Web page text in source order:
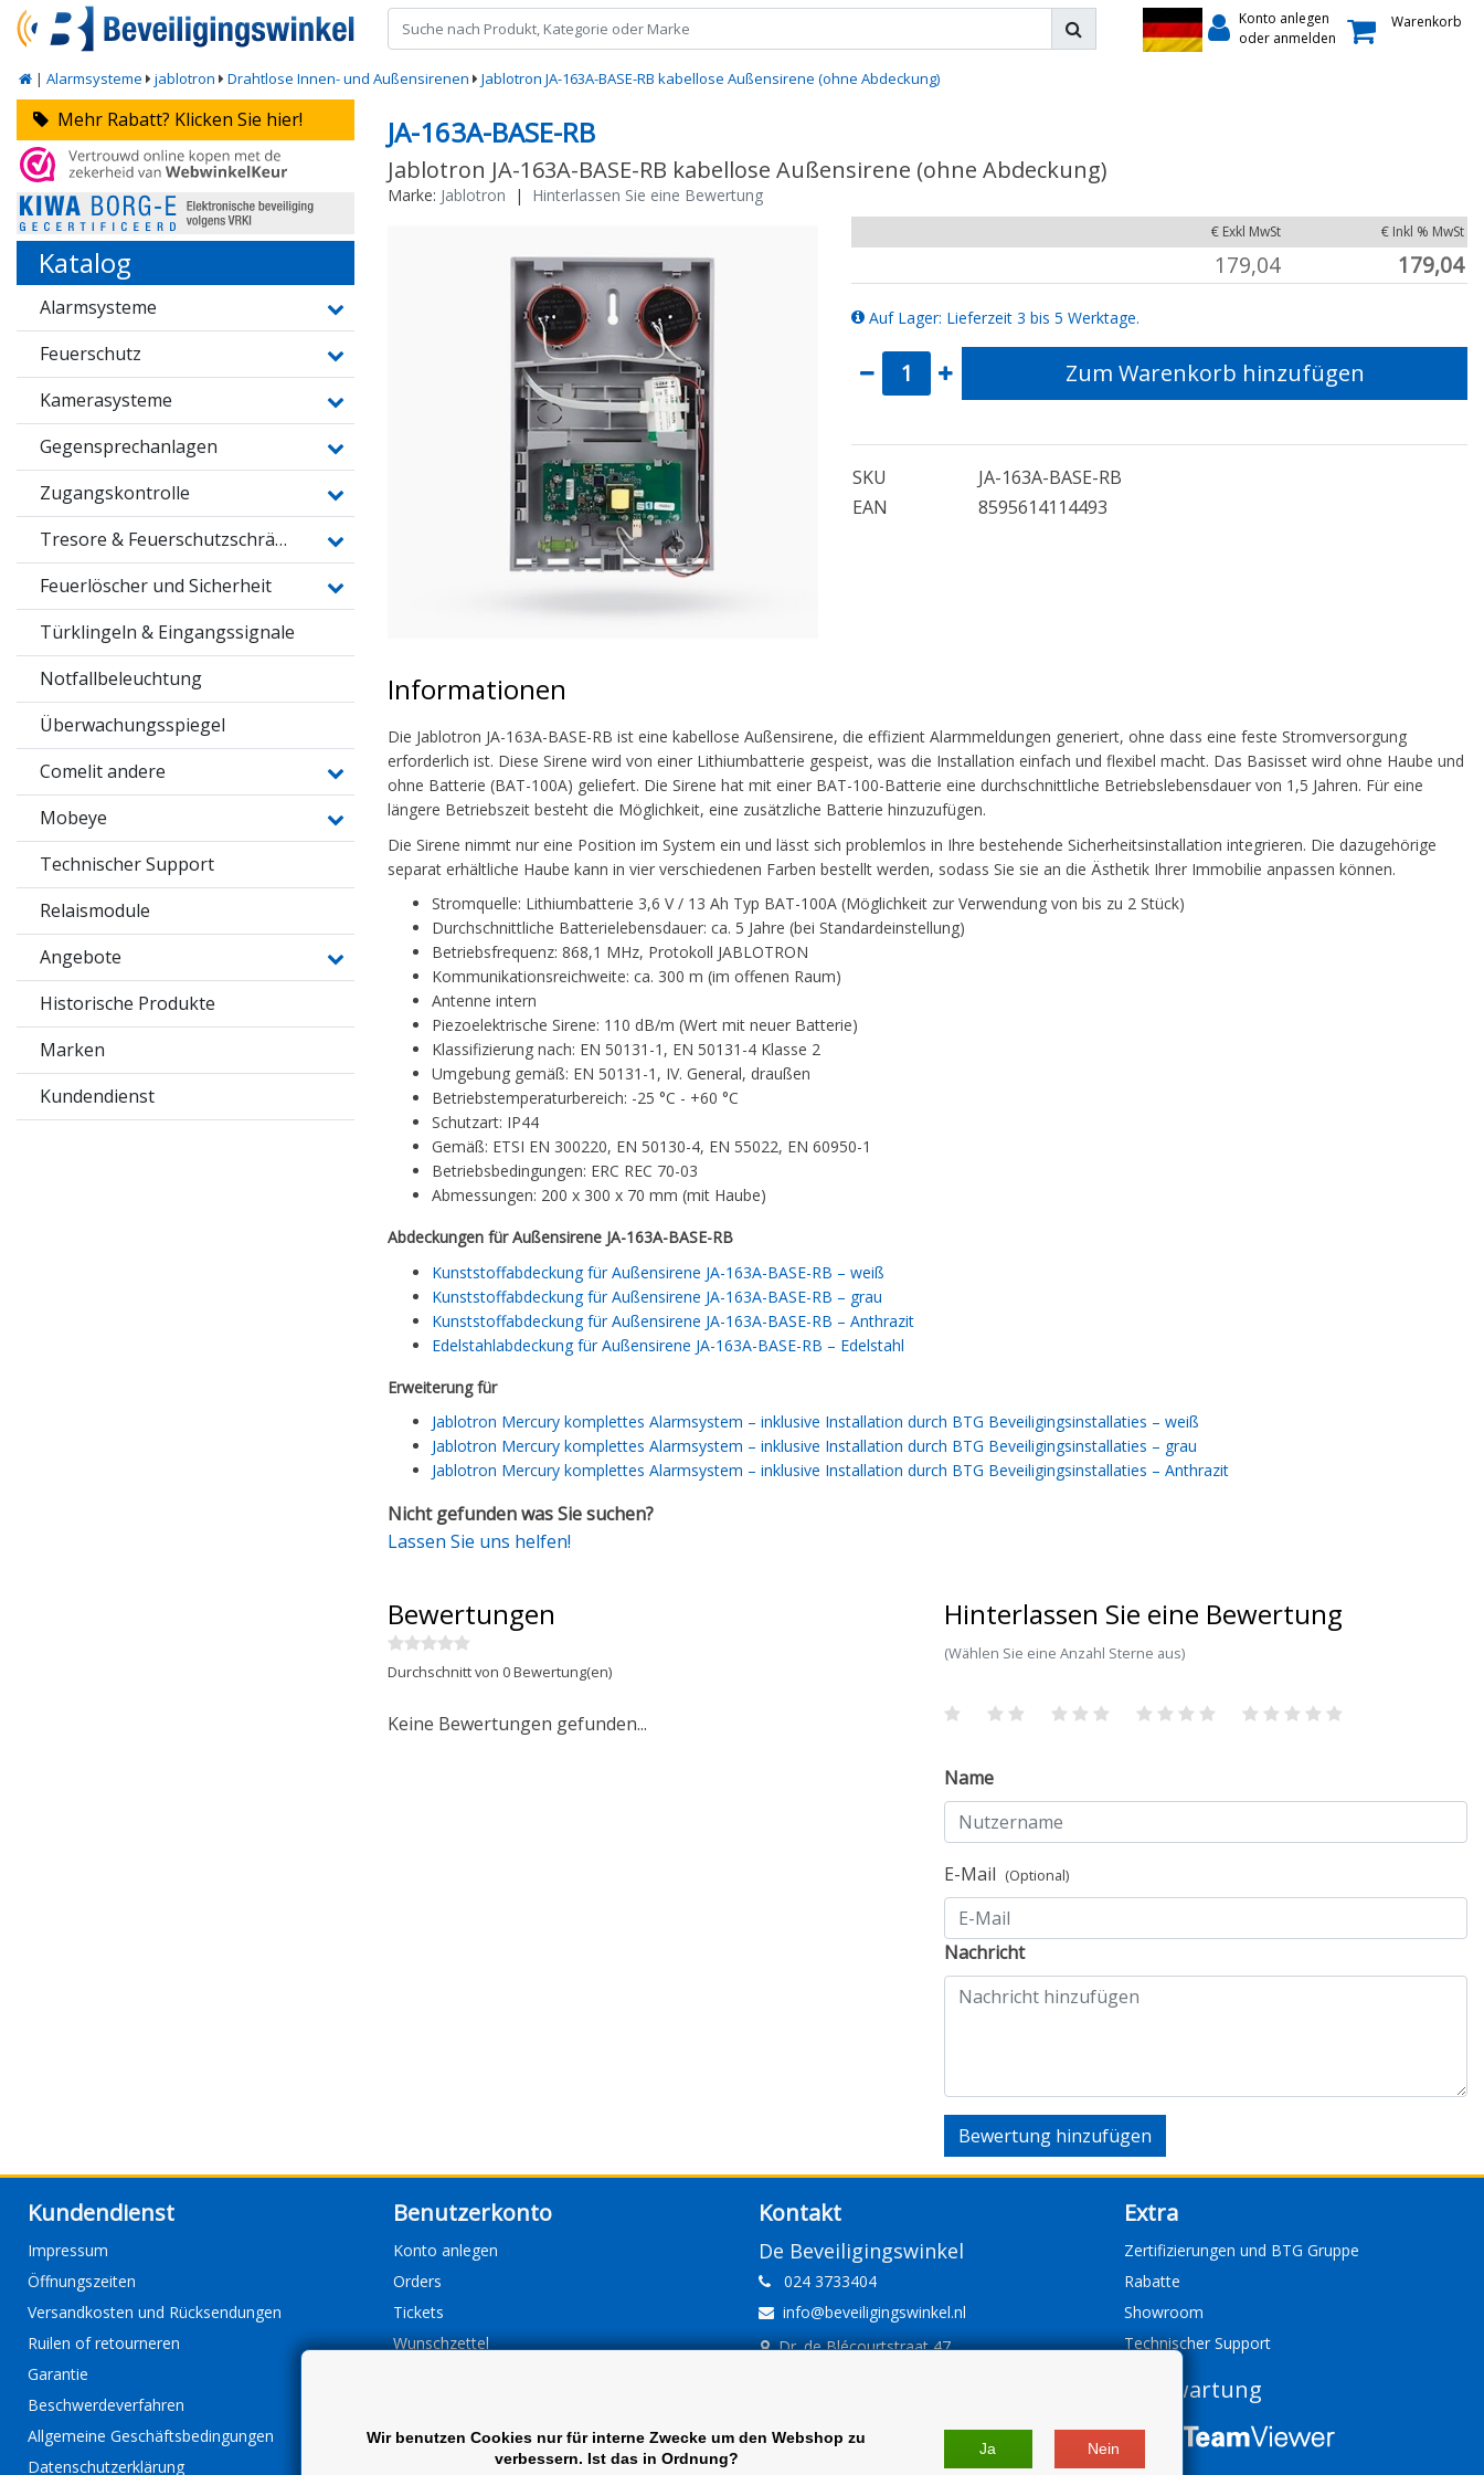
Konto anlegen
oder anmelden
Warenkorb
| Alarmsysteme jablotron Drahtlose Innen- und Außensirenen Jablotron JA-163A-BASE-RB kabellose Außensirene (ohne Abdeckung)
Mehr Rabatt? Klicken Sie hier!
Katalog
Alarmsysteme
Feuerschutz
Kamerasysteme
Gegensprechanlagen
Zugangskontrolle
Tresore & Feuerschutzschränke
Feuerlöscher und Sicherheit
Türklingeln & Eingangssignale
Notfallbeleuchtung
Überwachungsspiegel
Comelit andere
Mobeye
Technischer Support
Relaismodule
Angebote
Historische Produkte
Marken
Kundendienst
JA-163A-BASE-RB
Jablotron JA-163A-BASE-RB kabellose Außensirene (ohne Abdeckung)
Marke: Jablotron | Hinterlassen Sie eine Bewertung
€ Exkl MwSt € Inkl % MwSt
179,04 179,04
Auf Lager: Lieferzeit 3 bis 5 Werktage.
Zum Warenkorb hinzufügen
SKU
JA-163A-BASE-RB
EAN
8595614114493
Informationen
Die Jablotron JA-163A-BASE-RB ist eine kabellose Außensirene, die effizient Alarmmeldungen generiert, ohne dass eine feste Stromversorgung
erforderlich ist. Diese Sirene wird von einer Lithiumbatterie gespeist, was die Installation einfach und flexibel macht. Das Basisset wird ohne Haube und
ohne Batterie (BAT-100A) geliefert. Die Sirene hat mit einer BAT-100-Batterie eine durchschnittliche Betriebslebensdauer von 1,5 Jahren. Für eine
längere Betriebszeit besteht die Möglichkeit, eine zusätzliche Batterie hinzuzufügen.
Die Sirene nimmt nur eine Position im System ein und lässt sich problemlos in Ihre bestehende Sicherheitsinstallation integrieren. Die dazugehörige
separat erhältliche Haube kann in vier verschiedenen Farben bestellt werden, sodass Sie sie an die Ästhetik Ihrer Immobilie anpassen können.
Stromquelle: Lithiumbatterie 3,6 V / 13 Ah Typ BAT-100A (Möglichkeit zur Verwendung von bis zu 2 Stück)
Durchschnittliche Batterielebensdauer: ca. 5 Jahre (bei Standardeinstellung)
Betriebsfrequenz: 868,1 MHz, Protokoll JABLOTRON
Kommunikationsreichweite: ca. 300 m (im offenen Raum)
Antenne intern
Piezoelektrische Sirene: 110 dB/m (Wert mit neuer Batterie)
Klassifizierung nach: EN 50131-1, EN 50131-4 Klasse 2
Umgebung gemäß: EN 50131-1, IV. General, draußen
Betriebstemperaturbereich: -25 °C - +60 °C
Schutzart: IP44
Gemäß: ETSI EN 300220, EN 50130-4, EN 55022, EN 60950-1
Betriebsbedingungen: ERC REC 70-03
Abmessungen: 200 x 300 x 70 mm (mit Haube)
Abdeckungen für Außensirene JA-163A-BASE-RB
Kunststoffabdeckung für Außensirene JA-163A-BASE-RB – weiß
Kunststoffabdeckung für Außensirene JA-163A-BASE-RB – grau
Kunststoffabdeckung für Außensirene JA-163A-BASE-RB – Anthrazit
Edelstahlabdeckung für Außensirene JA-163A-BASE-RB – Edelstahl
Erweiterung für
Jablotron Mercury komplettes Alarmsystem – inklusive Installation durch BTG Beveiligingsinstallaties – weiß
Jablotron Mercury komplettes Alarmsystem – inklusive Installation durch BTG Beveiligingsinstallaties – grau
Jablotron Mercury komplettes Alarmsystem – inklusive Installation durch BTG Beveiligingsinstallaties – Anthrazit
Nicht gefunden was Sie suchen?
Lassen Sie uns helfen!
Bewertungen
Durchschnitt von 0 Bewertung(en)
Keine Bewertungen gefunden...
Hinterlassen Sie eine Bewertung
(Wählen Sie eine Anzahl Sterne aus)
Name
E-Mail (Optional)
Nachricht
Bewertung hinzufügen
Kundendienst
Impressum
Öffnungszeiten
Versandkosten und Rücksendungen
Ruilen of retourneren
Garantie
Beschwerdeverfahren
Allgemeine Geschäftsbedingungen
Datenschutzerklärung
Benutzerkonto
Konto anlegen
Orders
Tickets
Wunschzettel
Kontakt
De Beveiligingswinkel
024 3733404
info@beveiligingswinkel.nl
Dr. de Blécourtstraat 47
KvK: 09.16.10.01
Extra
Zertifizierungen und BTG Gruppe
Rabatte
Showroom
Technischer Support
Fernwartung
Wir benutzen Cookies nur für interne Zwecke um den Webshop zu
verbessern. Ist das in Ordnung?
Ja Nein